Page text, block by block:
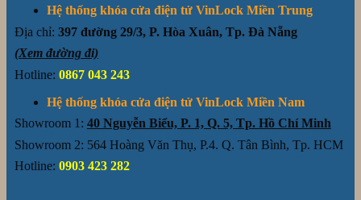
Hệ thống khóa cửa điện tử VinLock Miền Trung
Địa chỉ: 397 đường 29/3, P. Hòa Xuân, Tp. Đà Nẵng
(Xem đường đi)
Hotline: 0867 043 243
Hệ thống khóa cửa điện tử VinLock Miền Nam
Showroom 1: 40 Nguyễn Biểu, P. 1, Q. 5, Tp. Hồ Chí Minh
Showroom 2: 564 Hoàng Văn Thụ, P.4. Q. Tân Bình, Tp. HCM
Hotline: 0903 423 282